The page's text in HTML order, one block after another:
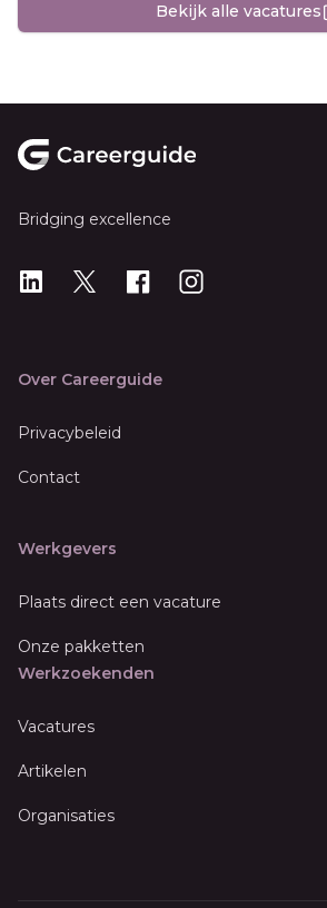
Bekijk alle vacatures
Bridging excellence
LinkedIn
X Instagram
Over Careerguide
Privacybeleid
Contact
Werkgevers
Plaats direct een vacature
Onze pakketten
Werkzoekenden
Vacatures
Artikelen
Organisaties